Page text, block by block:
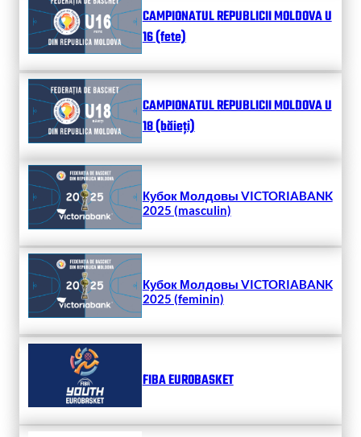
CAMPIONATUL REPUBLICII MOLDOVA U
16 (fete)
CAMPIONATUL REPUBLICII MOLDOVA U
18 (băieți)
Кубок Молдовы VICTORIABANK
2025 (masculin)
Кубок Молдовы VICTORIABANK
2025 (feminin)
FIBA EUROBASKET